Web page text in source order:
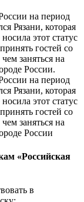
на период
Рязани, которая
этот статус
гостей со
заняться на
России.
на период
Рязани, которая
этот статус
гостей со
заняться на
России
«Российская
в